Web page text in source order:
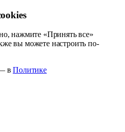
нажмите «Принять все»
вы можете настроить по-
— вПолитике